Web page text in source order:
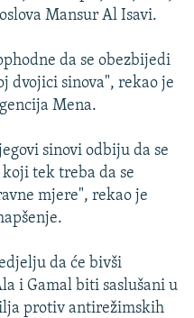
Mansur Al Isavi.
da se obezbijedi
dvojici sinova", rekao je
Mena.
sinovi odbiju da se
tek treba da se
mjere", rekao je
da će bivši
i Gamal biti saslušani u
protiv antirežimskih